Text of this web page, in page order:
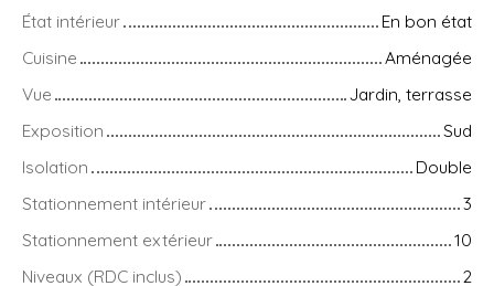
État intérieur
En bon état
Cuisine
Aménagée
Vue
Jardin, terrasse
Exposition
Sud
Isolation
Double
Stationnement intérieur
3
Stationnement extérieur
10
Niveaux (RDC inclus)
2